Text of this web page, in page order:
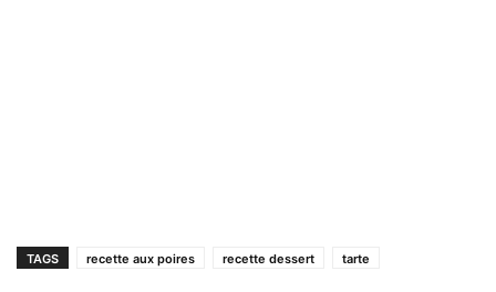
TAGS recette aux poires recette dessert tarte